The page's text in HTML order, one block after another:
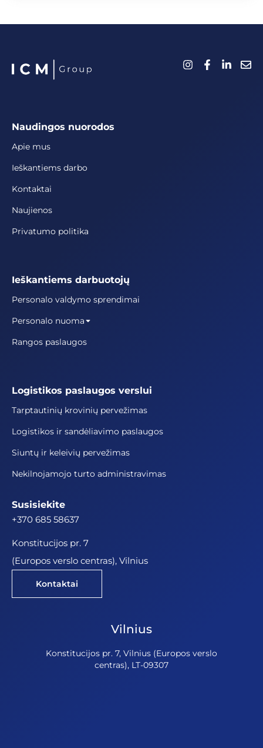
Susisiekite
+370 685 58637
Konstitucijos pr. 7
(Europos verslo centras), Vilnius
Kontaktai
Vilnius
Konstitucijos pr. 7, Vilnius (Europos verslo
centras), LT-09307
Naudingos nuorodos
Apie mus
Ieškantiems darbo
Kontaktai
Naujienos
Privatumo politika
Ieškantiems darbuotojų
Personalo valdymo sprendimai
Personalo nuoma
Rangos paslaugos
Logistikos paslaugos verslui
Tarptautinių krovinių pervežimas
Logistikos ir sandėliavimo paslaugos
Siuntų ir keleivių pervežimas
Nekilnojamojo turto administravimas